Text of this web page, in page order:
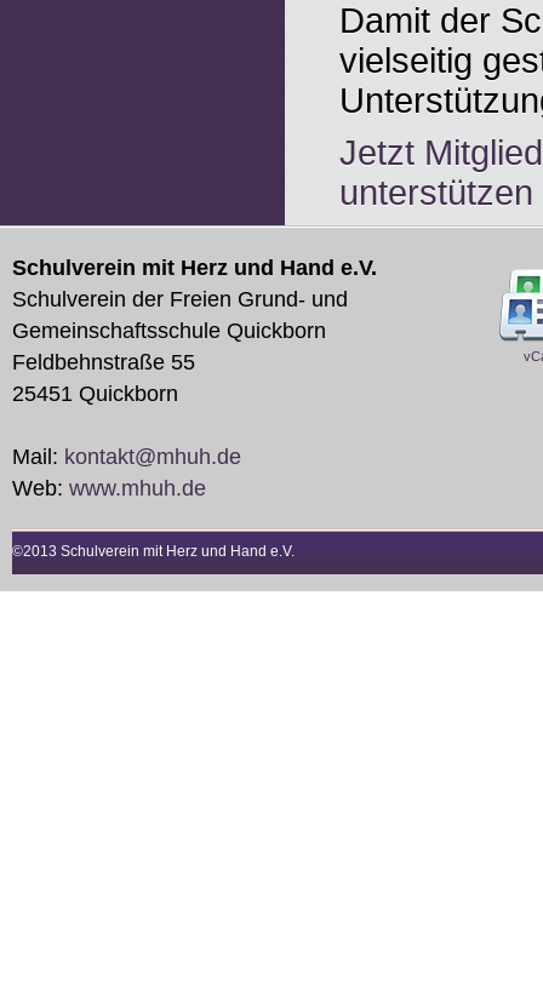
Damit der
vielseitig
Jetzt
unterstützen
Schulverein mit Herz und Hand e.V.
Schulverein der Freien Grund- und
Gemeinschaftsschule Quickborn
Feldbehnstraße 55
25451 Quickborn
Mail: kontakt@mhuh.de
Web: www.mhuh.de
©2013 Schulverein mit Herz und Hand e.V.